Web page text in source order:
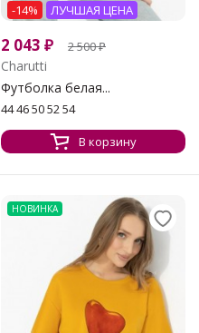
-14% ЛУЧШАЯ ЦЕНА
2 043 ₽ 2 500₽
Charutti
Футболка белая...
44 46 50 52 54
В корзину
НОВИНКА